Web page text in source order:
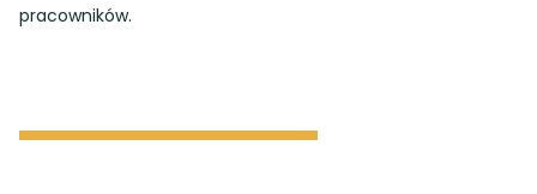
pracowników.